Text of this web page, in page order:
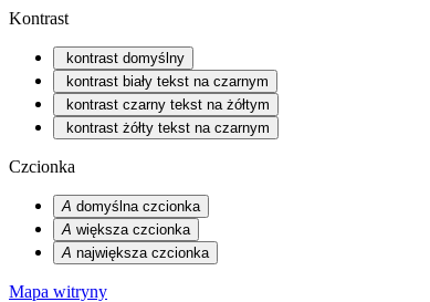
Kontrast
kontrast domyślny
kontrast biały tekst na czarnym
kontrast czarny tekst na żółtym
kontrast żółty tekst na czarnym
Czcionka
A domyślna czcionka
A większa czcionka
A największa czcionka
Mapa witryny